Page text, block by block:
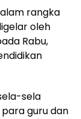
rangka
oleh
Rabu,
sela
guru dan